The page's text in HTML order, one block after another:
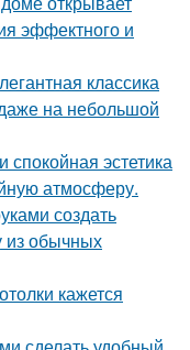
эффектного и
классика
на небольшой
спокойная эстетика
атмосферу.
создать
из обычных
кажется